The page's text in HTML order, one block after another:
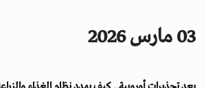
a
03 مارس 2026